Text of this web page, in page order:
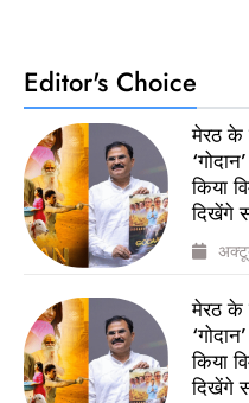
Editor's Choice
मेरठ के
किया
दिखेंगे
मेरठ के
किया
दिखेंगे